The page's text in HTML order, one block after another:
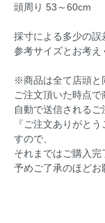
頭周り 53～60cm
採寸による多少の誤
参考サイズとお考え
※商品は全て店頭と
ご注文頂いた時点で
自動で送信される
『ご注文ありがと
すので、
それまではご購入完
予めご了承のほどお